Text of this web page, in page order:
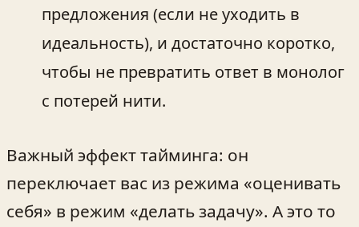
предложения (если не уходить в
идеальность), и достаточно коротко,
чтобы не превратить ответ в монолог
с потерей нити.
Важный эффект тайминга: он
переключает вас из режима «оценивать
себя» в режим «делать задачу». А это то